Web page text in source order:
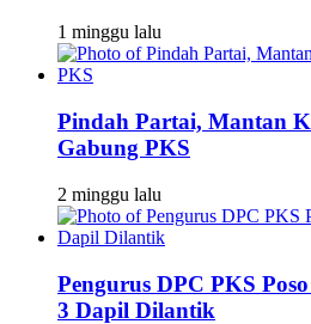
1 minggu lalu
Pindah Partai, Mantan
Gabung PKS
2 minggu lalu
Pengurus DPC PKS
3 Dapil Dilantik